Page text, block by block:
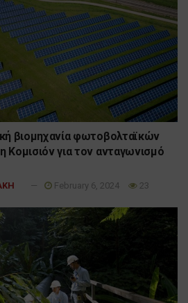
βιομηχανία φωτοβολταϊκών
για τον ανταγωνισμό
February 6, 2024 23